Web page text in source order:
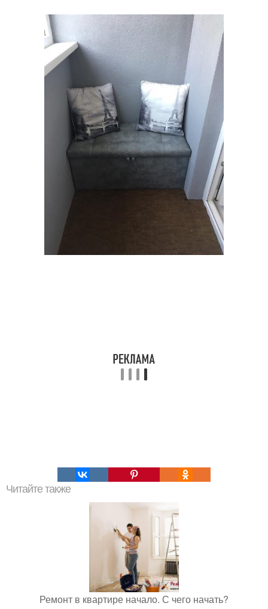
Читайте также
Ремонт в квартире начало. С чего начать?